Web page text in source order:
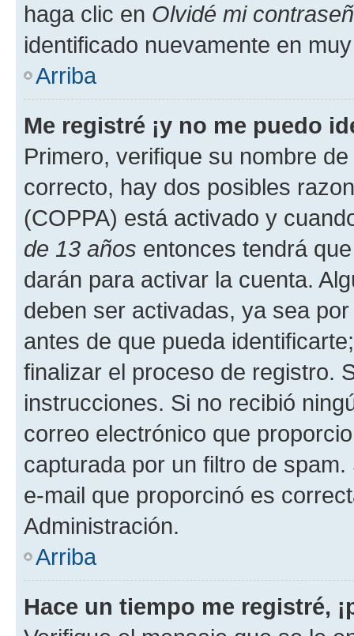
haga clic en Olvidé mi
identificado nuevamente en
Arriba
Me registré ¡y no me puedo
Primero, verifique su nombre
correcto, hay dos posibles
(COPPA) está activado y
de 13 años entonces tendrá
darán para activar la cuenta.
deben ser activadas, ya sea
antes de que pueda
finalizar el proceso de registro.
instrucciones. Si no recibió
correo electrónico que
capturada por un filtro de
e-mail que proporcinó es
Administración.
Arriba
Hace un tiempo me registré,